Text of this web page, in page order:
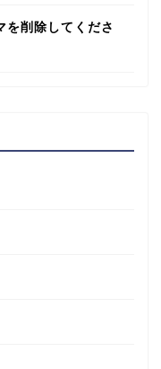
削除してくださ